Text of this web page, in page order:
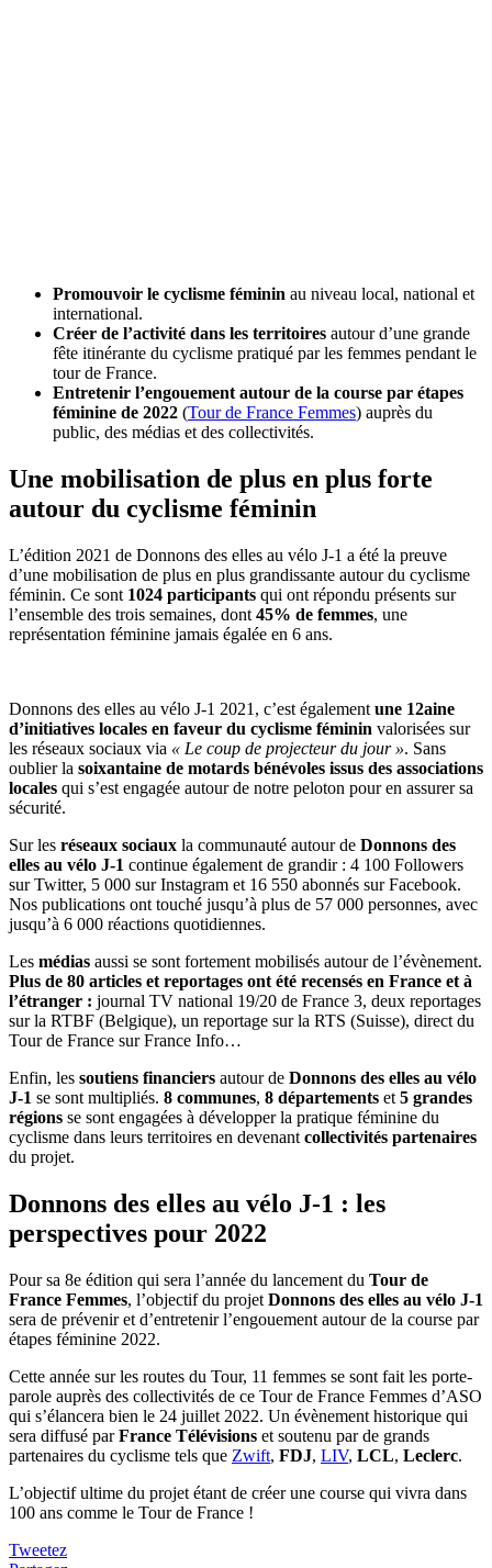
Promouvoir le cyclisme féminin au niveau local, national et
international.
Créer de l’activité dans les territoires autour d’une grande
fête itinérante du cyclisme pratiqué par les femmes pendant le
tour de France.
Entretenir l’engouement autour de la course par étapes
féminine de 2022 (Tour de France Femmes) auprès du
public, des médias et des collectivités.
Une mobilisation de plus en plus forte
autour du cyclisme féminin
L’édition 2021 de Donnons des elles au vélo J-1 a été la preuve
d’une mobilisation de plus en plus grandissante autour du cyclisme
féminin. Ce sont 1024 participants qui ont répondu présents sur
l’ensemble des trois semaines, dont 45% de femmes, une
représentation féminine jamais égalée en 6 ans.
Donnons des elles au vélo J-1 2021, c’est également une 12aine
d’initiatives locales en faveur du cyclisme féminin valorisées sur
les réseaux sociaux via « Le coup de projecteur du jour ». Sans
oublier la soixantaine de motards bénévoles issus des associations
locales qui s’est engagée autour de notre peloton pour en assurer sa
sécurité.
Sur les réseaux sociaux la communauté autour de Donnons des
elles au vélo J-1 continue également de grandir : 4 100 Followers
sur Twitter, 5 000 sur Instagram et 16 550 abonnés sur Facebook.
Nos publications ont touché jusqu’à plus de 57 000 personnes, avec
jusqu’à 6 000 réactions quotidiennes.
Les médias aussi se sont fortement mobilisés autour de l’évènement.
Plus de 80 articles et reportages ont été recensés en France et à
l’étranger : journal TV national 19/20 de France 3, deux reportages
sur la RTBF (Belgique), un reportage sur la RTS (Suisse), direct du
Tour de France sur France Info…
Enfin, les soutiens financiers autour de Donnons des elles au vélo
J-1 se sont multipliés. 8 communes, 8 départements et 5 grandes
régions se sont engagées à développer la pratique féminine du
cyclisme dans leurs territoires en devenant collectivités partenaires
du projet.
Donnons des elles au vélo J-1 : les
perspectives pour 2022
Pour sa 8e édition qui sera l’année du lancement du Tour de
France Femmes, l’objectif du projet Donnons des elles au vélo J-1
sera de prévenir et d’entretenir l’engouement autour de la course par
étapes féminine 2022.
Cette année sur les routes du Tour, 11 femmes se sont fait les porte-
parole auprès des collectivités de ce Tour de France Femmes d’ASO
qui s’élancera bien le 24 juillet 2022. Un évènement historique qui
sera diffusé parFrance Télévisions et soutenu par de grands
partenaires du cyclisme tels que Zwift, FDJ, LIV, LCL, Leclerc.
L’objectif ultime du projet étant de créer une course qui vivra dans
100 ans comme le Tour de France !
Tweetez